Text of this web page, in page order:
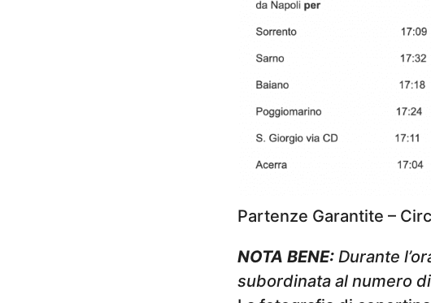
Partenze Garantite –
NOTA BENE: Durante
subordinata al numero